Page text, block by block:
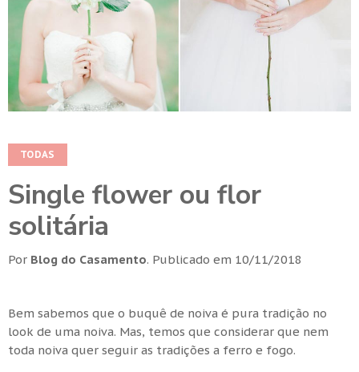
TODAS
Single flower ou flor
solitária
Por Blog do Casamento. Publicado em 10/11/2018
Bem sabemos que o buquê de noiva é pura tradição no
look de uma noiva. Mas, temos que considerar que nem
toda noiva quer seguir as tradições a ferro e fogo.